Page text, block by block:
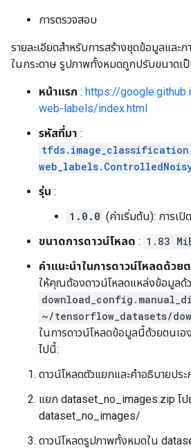
การตรวจสอบ
รายละเอียดสำหรับการสร้างชุดข้อมูลและก
ในกระดาษ รูปภาพทั้งหมดถูกปรับขนาดเ
หน้าแรก : https://
web-labels/index.html
รหัสที่มา :
รุ่น :
1.0.0 (ค่าเริ่มต้น): การเ
ขนาดการดาวน์โหลด : 1.83
คำแนะนำในการดาวน์โหลดด้วย
ให้คุณต้องดาวน์โหลดแหล่งข้อมูลด้
~/tensorflow_datasets/
ในการดาวน์โหลดข้อมูลนี้ด้วยตนเอ
ไปนี้:
ดาวน์โหลดตัวแยกและคำอธิบายปร
แยก dataset_no_images.zip ไป
dataset_no_images/
ดาวน์โหลดรูปภาพทั้งหมดใน